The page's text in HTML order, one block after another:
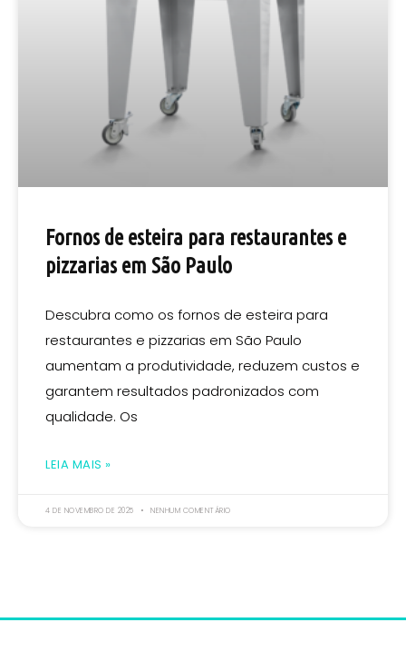
Fornos de esteira para restaurantes e
pizzarias em São Paulo
Descubra como os fornos de esteira para
restaurantes e pizzarias em São Paulo
aumentam a produtividade, reduzem custos e
garantem resultados padronizados com
qualidade. Os
LEIA MAIS »
4 DE NOVEMBRO DE 2025 NENHUM COMENTÁRIO